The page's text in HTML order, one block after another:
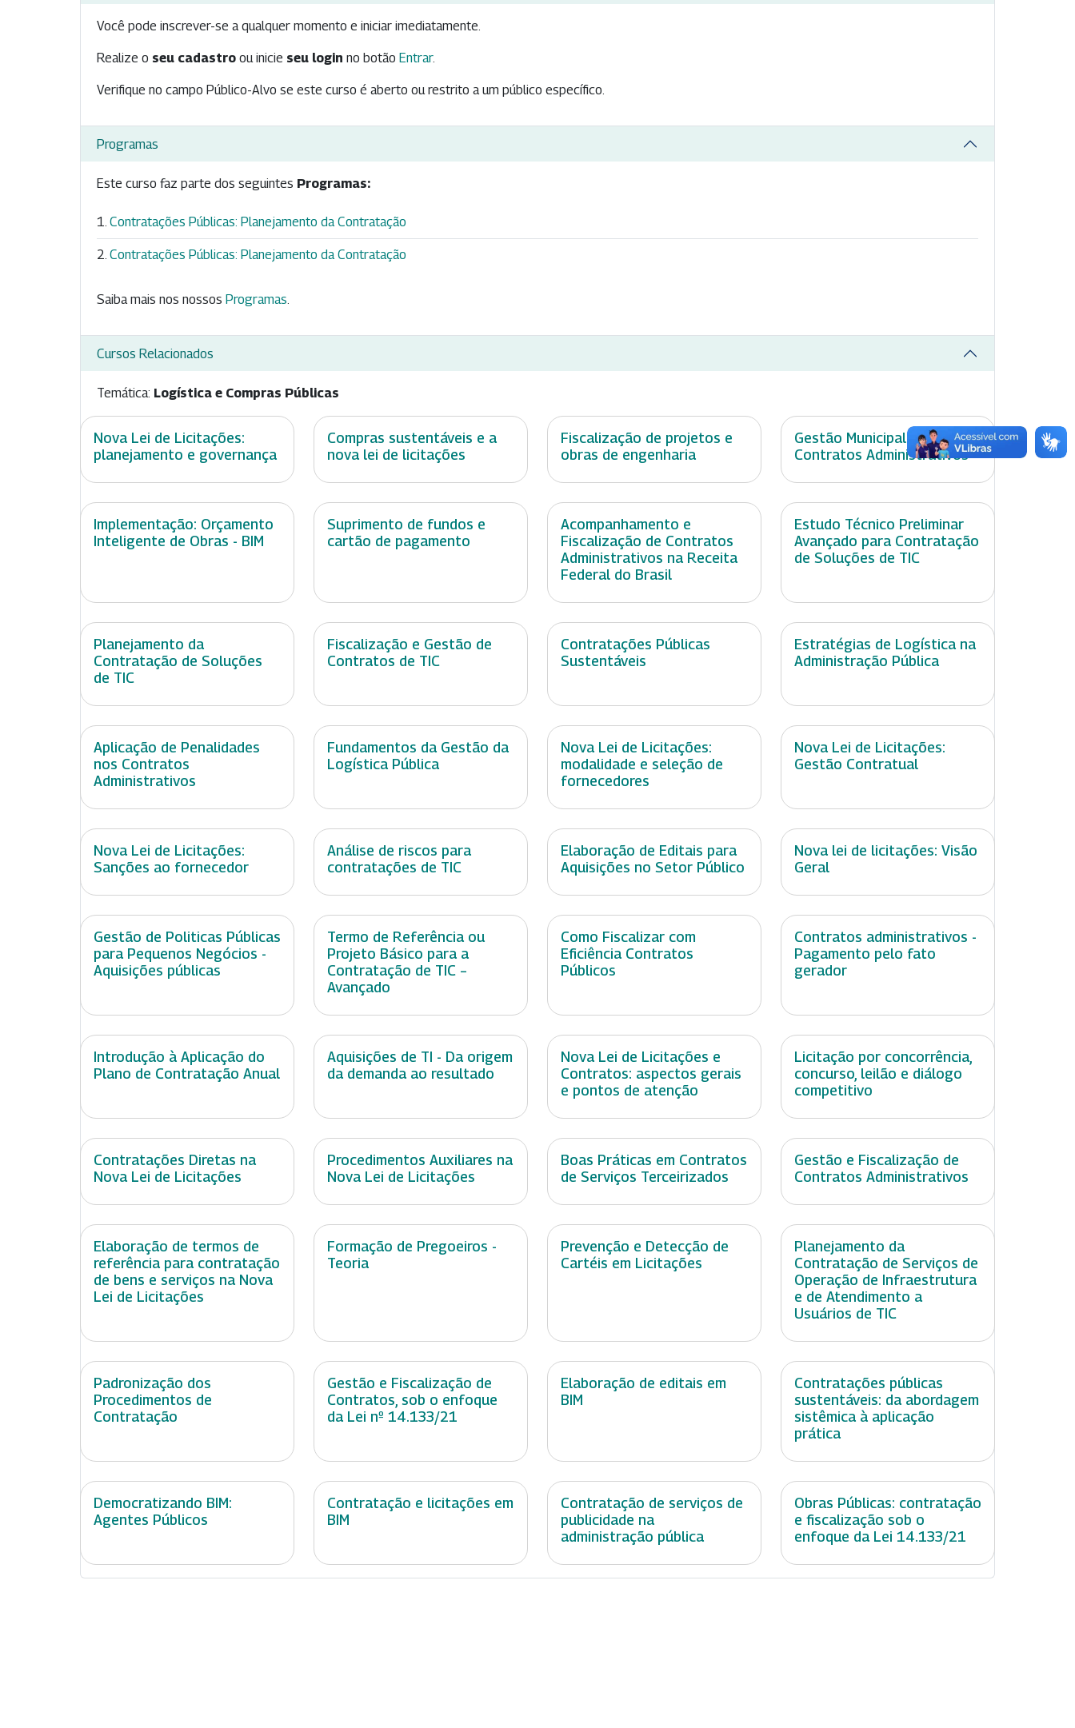
Você pode inscrever-se a qualquer momento e iniciar imediatamente.
Realize o seu cadastro ou inicie seu login no botão Entrar.
Verifique no campo Público-Alvo se este curso é aberto ou restrito a um público específico.
Programas
Este curso faz parte dos seguintes Programas:
Contratações Públicas: Planejamento da Contratação
Contratações Públicas: Planejamento da Contratação
Saiba mais nos nossos Programas.
Cursos Relacionados
Temática: Logística e Compras Públicas
Nova Lei de Licitações:
planejamento e governança
Compras sustentáveis e a
nova lei de licitações
Fiscalização de projetos e
obras de engenharia
Gestão Municipal de
Contratos Administrativos
Implementação: Orçamento
Inteligente de Obras - BIM
Suprimento de fundos e
cartão de pagamento
Acompanhamento e
Fiscalização de Contratos
Administrativos na Receita
Federal do Brasil
Estudo Técnico Preliminar
Avançado para Contratação
de Soluções de TIC
Planejamento da
Contratação de Soluções
de TIC
Fiscalização e Gestão de
Contratos de TIC
Contratações Públicas
Sustentáveis
Estratégias de Logística na
Administração Pública
Aplicação de Penalidades
nos Contratos
Administrativos
Fundamentos da Gestão da
Logística Pública
Nova Lei de Licitações:
modalidade e seleção de
fornecedores
Nova Lei de Licitações:
Gestão Contratual
Nova Lei de Licitações:
Sanções ao fornecedor
Análise de riscos para
contratações de TIC
Elaboração de Editais para
Aquisições no Setor Público
Nova lei de licitações: Visão
Geral
Gestão de Politicas Públicas
para Pequenos Negócios -
Aquisições públicas
Termo de Referência ou
Projeto Básico para a
Contratação de TIC –
Avançado
Como Fiscalizar com
Eficiência Contratos
Públicos
Contratos administrativos -
Pagamento pelo fato
gerador
Introdução à Aplicação do
Plano de Contratação Anual
Aquisições de TI - Da origem
da demanda ao resultado
Nova Lei de Licitações e
Contratos: aspectos gerais
e pontos de atenção
Licitação por concorrência,
concurso, leilão e diálogo
competitivo
Contratações Diretas na
Nova Lei de Licitações
Procedimentos Auxiliares na
Nova Lei de Licitações
Boas Práticas em Contratos
de Serviços Terceirizados
Gestão e Fiscalização de
Contratos Administrativos
Elaboração de termos de
referência para contratação
de bens e serviços na Nova
Lei de Licitações
Formação de Pregoeiros -
Teoria
Prevenção e Detecção de
Cartéis em Licitações
Planejamento da
Contratação de Serviços de
Operação de Infraestrutura
e de Atendimento a
Usuários de TIC
Padronização dos
Procedimentos de
Contratação
Gestão e Fiscalização de
Contratos, sob o enfoque
da Lei nº 14.133/21
Elaboração de editais em
BIM
Contratações públicas
sustentáveis: da abordagem
sistêmica à aplicação
prática
Democratizando BIM:
Agentes Públicos
Contratação e licitações em
BIM
Contratação de serviços de
publicidade na
administração pública
Obras Públicas: contratação
e fiscalização sob o
enfoque da Lei 14.133/21